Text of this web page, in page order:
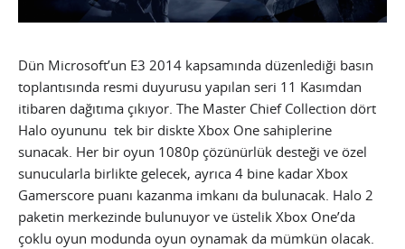
Dün Microsoft’un E3 2014 kapsamında düzenlediği basın
toplantısında resmi duyurusu yapılan seri 11 Kasımdan
itibaren dağıtıma çıkıyor. The Master Chief Collection dört
Halo oyununu tek bir diskte Xbox One sahiplerine
sunacak. Her bir oyun 1080p çözünürlük desteği ve özel
sunucularla birlikte gelecek, ayrıca 4 bine kadar Xbox
Gamerscore puanı kazanma imkanı da bulunacak. Halo 2
paketin merkezinde bulunuyor ve üstelik Xbox One’da
çoklu oyun modunda oyun oynamak da mümkün olacak.